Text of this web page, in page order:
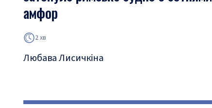
амфор
2 хв
Любава Лисичкіна